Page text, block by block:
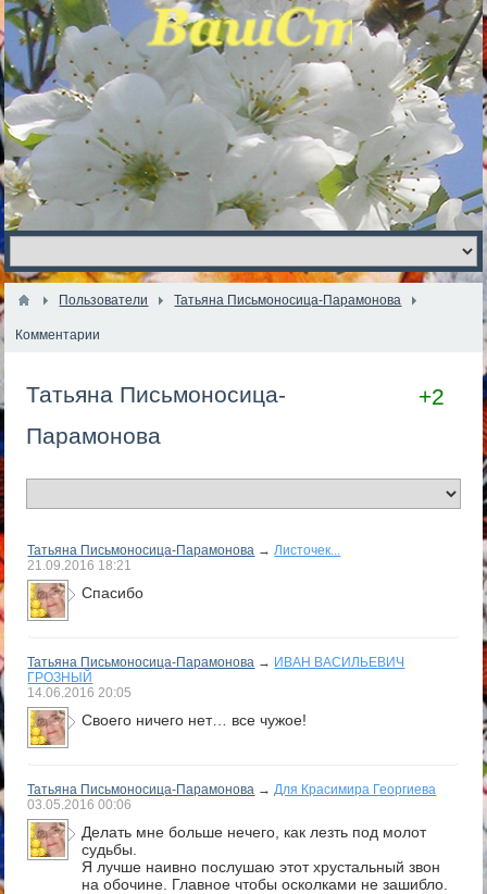
Пользователи Татьяна Письмоносица-Парамонова
Комментарии
+2
Татьяна Письмоносица-
Парамонова
Татьяна Письмоносица-Парамонова →Листочек...
21.09.2016 18:21
Спасибо
Татьяна Письмоносица-Парамонова → ИВАН ВАСИЛЬЕВИЧ
ГРОЗНЫЙ
14.06.201620:05
Своего ничего нет… все чужое!
Татьяна Письмоносица-Парамонова →Для Красимира Георгиева
03.05.201600:06
Делать мне больше нечего, как лезть под молот
судьбы.
Я лучше наивно послушаю этот хрустальный звон
на обочине. Главное чтобы осколками не зашибло.